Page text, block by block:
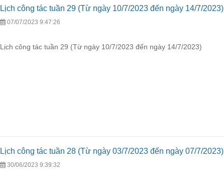
Lịch công tác tuần 29 (Từ ngày 10/7/2023 đến ngày 14/7/2023)
07/07/2023 9:47:26
Lịch công tác tuần 29 (Từ ngày 10/7/2023 đến ngày 14/7/2023)
Lịch công tác tuần 28 (Từ ngày 03/7/2023 đến ngày 07/7/2023)
30/06/2023 9:39:32